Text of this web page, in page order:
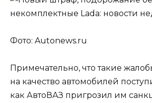
Фото: Autonews.ru
Примечательно, что такие
на качество автомобилей
как АвтоВАЗ пригрозил им